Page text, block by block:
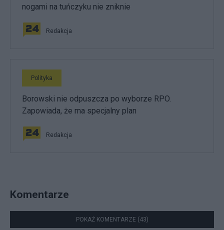
nogami na tuńczyku nie zniknie
Redakcja
Polityka
Borowski nie odpuszcza po wyborze RPO.
Zapowiada, że ma specjalny plan
Redakcja
Komentarze
POKAŻ KOMENTARZE (43)